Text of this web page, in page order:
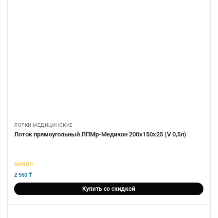
ЛОТКИ МЕДИЦИНСКИЕ
Лоток прямоугольный ЛПМр-Медикон 200х150х25 (V 0,5л)
5 из 5
2 560 ₸
Купить со скидкой